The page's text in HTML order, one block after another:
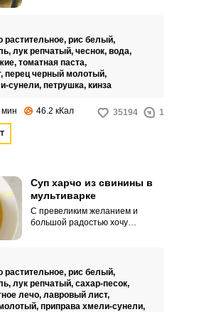
растительное, рис белый,
лук репчатый, чеснок, вода,
томатная паста,
перец черный молотый,
сунели, петрушка, кинза
мин 46.2 кКал 35194 1
Суп харчо из свинины в
мультиварке
С превеликим желанием и
большой радостью хочу
мультиварке с использованием
свинины. Харчо получается
ароматным и аппетитным.
растительное, рис белый,
лук репчатый, сахар-песок,
лечо, лавровый лист,
приправа хмели-сунели,